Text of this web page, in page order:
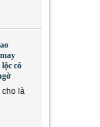
có
cho là